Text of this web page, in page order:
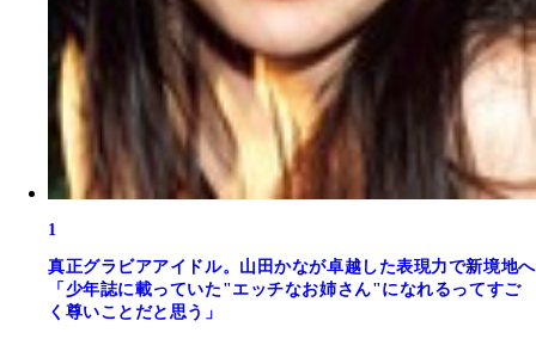
1
真正グラビアアイドル。山田かなが卓越した表現力で新境地へ
「少年誌に載っていた"エッチなお姉さん"になれるってすご
く尊いことだと思う」